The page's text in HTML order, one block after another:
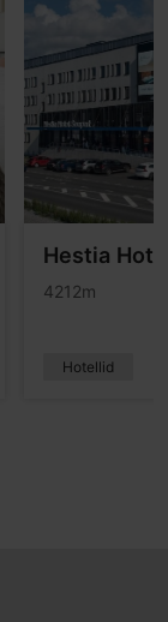
Hestia
4212m
Hotellid